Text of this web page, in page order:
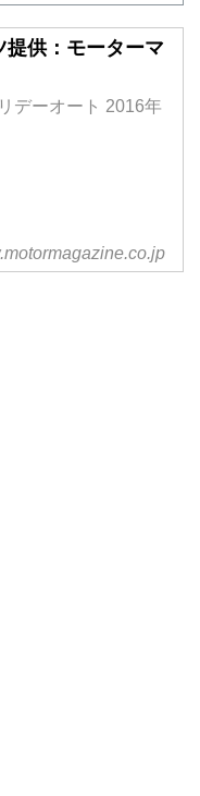
提供：モーターマ
デーオート 2016年